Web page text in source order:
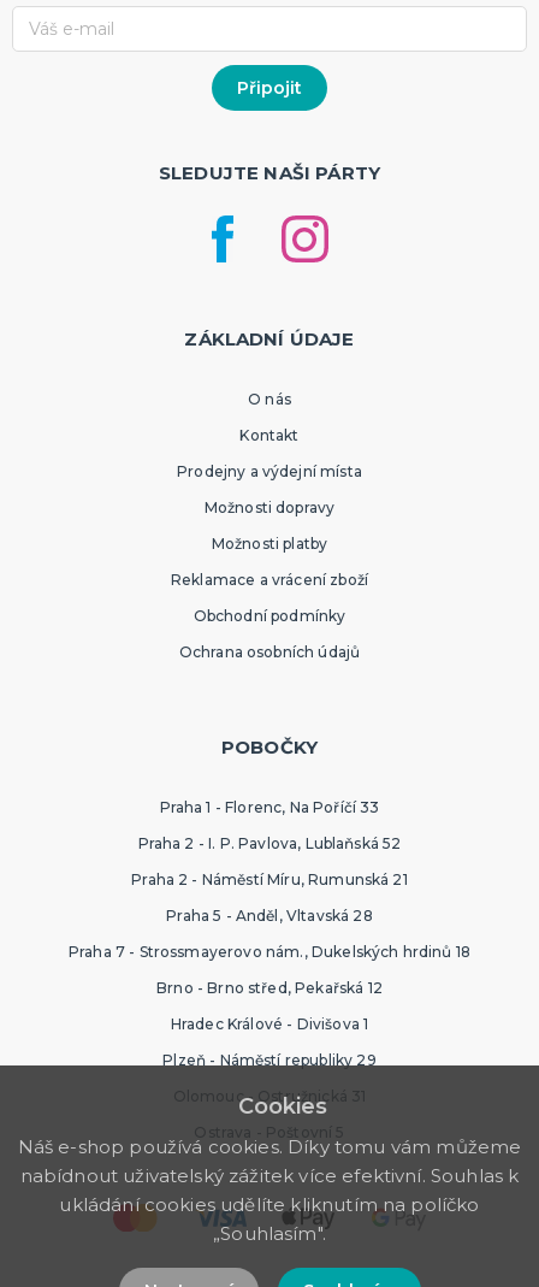
SLEDUJTE NAŠI PÁRTY
ZÁKLADNÍ ÚDAJE
O nás
Kontakt
Prodejny a výdejní místa
Možnosti dopravy
Možnosti platby
Reklamace a vrácení zboží
Obchodní podmínky
Ochrana osobních údajů
POBOČKY
Praha 1 - Florenc, Na Poříčí 33
Praha 2 - I. P. Pavlova, Lublaňská 52
Praha 2 - Náměstí Míru, Rumunská 21
Praha 5 - Anděl, Vltavská 28
Praha 7 - Strossmayerovo nám., Dukelských hrdinů 18
Brno - Brno střed, Pekařská 12
Hradec Králové - Divišova 1
Plzeň - Náměstí republiky 29
Olomouc - Ostružnická 31
Ostrava - Poštovní 5
Cookies
Náš e-shop používá cookies. Díky tomu vám můžeme
nabídnout uživatelský zážitek více efektivní. Souhlas k
ukládání cookies udělíte kliknutím na políčko
„Souhlasím".